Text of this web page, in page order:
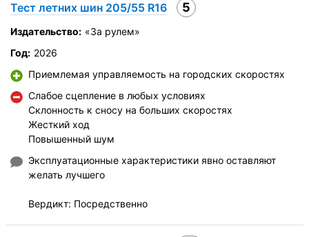
ps однозначно лучше б/у от именитых брендов как любят
наши соотечественники)
Автомобиль:
Купите опять?: Скорее всего
Управление на сухой дороге
Управление на мокрой дороге
Комфорт при движении
Курсовая устойчивость
Бесшумность в движении
Эффективность торможения
Стойкость к аквапланированию
Тест летних шин 205/55 R16 5
Издательство: «За рулем»
Год: 2026
Приемлемая управляемость на городских скоростях
Слабое сцепление в любых условиях
Склонность к сносу на больших скоростях
Жесткий ход
Повышенный шум
Эксплуатационные характеристики явно оставляют
желать лучшего
Вердикт: Посредственно